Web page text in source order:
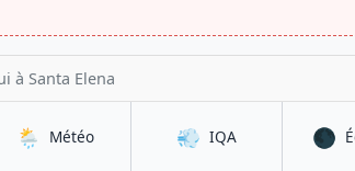
à Santa Elena
🌦️ Météoà Santa Elena💨 IQAà Santa Elena
🌑